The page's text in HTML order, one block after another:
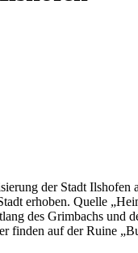
der Stadt
erhoben. Quelle
des Grimbachs und
finden auf der Ruine